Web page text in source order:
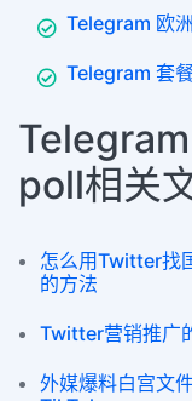
Telegram 欧
Telegram 套
poll相关
怎么用Twitter找
的方法
Twitter营销推广
外媒爆料白宫文